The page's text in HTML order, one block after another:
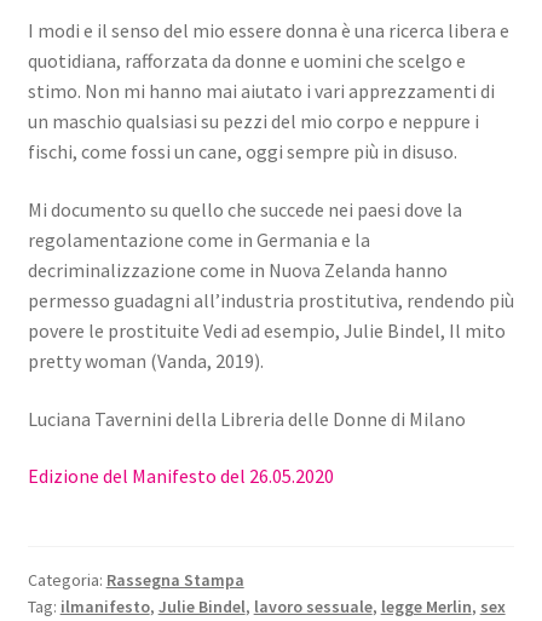
I modi e il senso del mio essere donna è una ricerca libera e
quotidiana, rafforzata da donne e uomini che scelgo e
stimo. Non mi hanno mai aiutato i vari apprezzamenti di
un maschio qualsiasi su pezzi del mio corpo e neppure i
fischi, come fossi un cane, oggi sempre più in disuso.
Mi documento su quello che succede nei paesi dove la
regolamentazione come in Germania e la
decriminalizzazione come in Nuova Zelanda hanno
permesso guadagni all’industria prostitutiva, rendendo più
povere le prostituite Vedi ad esempio, Julie Bindel, Il mito
pretty woman (Vanda, 2019).
Luciana Tavernini della Libreria delle Donne di Milano
Edizione del Manifesto del 26.05.2020
Categoria: Rassegna Stampa
Tag: ilmanifesto, Julie Bindel, lavoro sessuale, legge Merlin, sex